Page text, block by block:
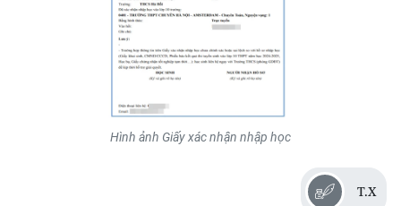
Hình ảnh Giấy xác nhận nhập học
T.X